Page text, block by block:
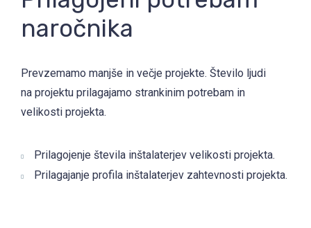
naročnika
Prevzemamo manjše in večje projekte. Število ljudi
na projektu prilagajamo strankinim potrebam in
velikosti projekta.
Prilagojenje števila inštalaterjev velikosti projekta.
Prilagajanje profila inštalaterjev zahtevnosti projekta.